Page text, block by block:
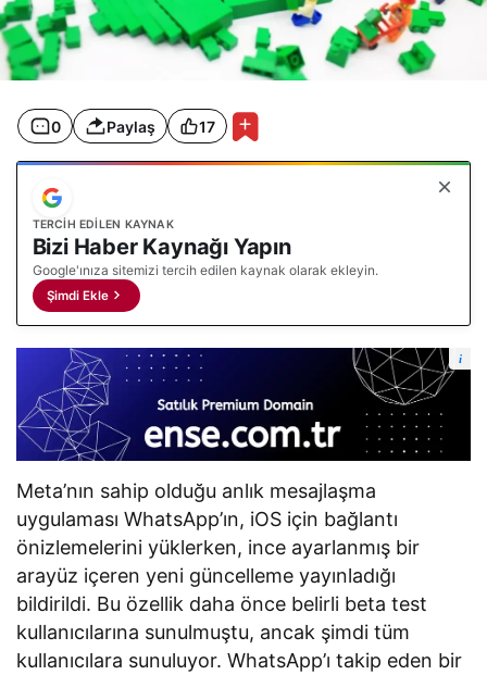
0 Paylaş 17
TERCIH EDILEN KAYNAK
Bizi Haber Kaynağı Yapın
Google'ınıza sitemizi tercih edilen kaynak olarak ekleyin.
Şimdi Ekle
i
Meta’nın sahip olduğu anlık mesajlaşma
uygulaması WhatsApp’ın, iOS için bağlantı
önizlemelerini yüklerken, ince ayarlanmış bir
arayüz içeren yeni güncelleme yayınladığı
bildirildi. Bu özellik daha önce belirli beta test
kullanıcılarına sunulmuştu, ancak şimdi tüm
kullanıcılara sunuluyor. WhatsApp’ı takip eden bir